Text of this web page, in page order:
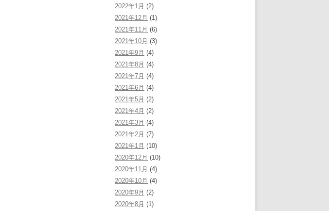
2022年1月 (2)
2021年12月 (1)
2021年11月 (6)
2021年10月 (3)
2021年9月 (4)
2021年8月 (4)
2021年7月 (4)
2021年6月 (4)
2021年5月 (2)
2021年4月 (2)
2021年3月 (4)
2021年2月 (7)
2021年1月 (10)
2020年12月 (10)
2020年11月 (4)
2020年10月 (4)
2020年9月 (2)
2020年8月 (1)